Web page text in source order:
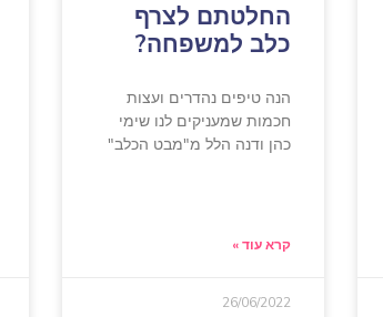
החלטתם לצרף
כלב למשפחה?
הנה טיפים נהדרים ועצות
חכמות שמעניקים לנו שימי
כהן ודנה הלל מ"מבט הכלב"
קרא עוד »
26/06/2022